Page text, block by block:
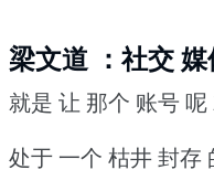
梁文道 ：社交
就是 让 那个 账号
处于 一个 枯井 封存